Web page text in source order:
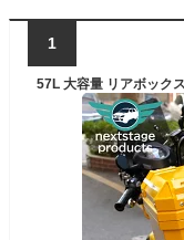
1